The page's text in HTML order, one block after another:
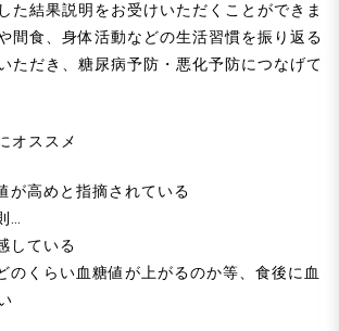
た結果説明をお受けいただくことができま
間食、身体活動などの生活習慣を振り返る
ただき、糖尿病予防・悪化予防につなげて
オススメ
が高めと指摘されている
…
している
のくらい血糖値が上がるのか等、食後に血